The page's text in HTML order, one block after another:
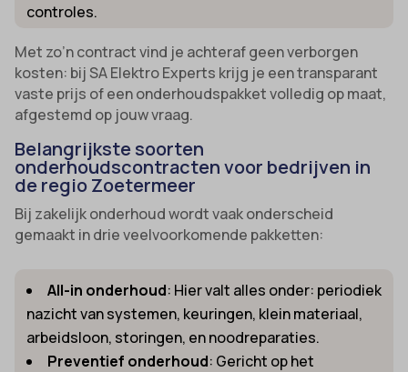
controles.
Met zo’n contract vind je achteraf geen verborgen
kosten: bij SA Elektro Experts krijg je een transparant
vaste prijs of een onderhoudspakket volledig op maat,
afgestemd op jouw vraag.
Belangrijkste soorten
onderhoudscontracten voor bedrijven in
de regio Zoetermeer
Bij zakelijk onderhoud wordt vaak onderscheid
gemaakt in drie veelvoorkomende pakketten:
All-in onderhoud: Hier valt alles onder: periodiek
nazicht van systemen, keuringen, klein materiaal,
arbeidsloon, storingen, en noodreparaties.
Preventief onderhoud: Gericht op het